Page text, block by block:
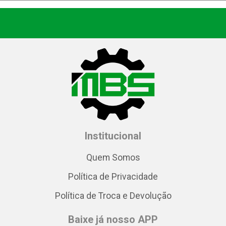
Institucional
Quem Somos
Política de Privacidade
Política de Troca e Devolução
Baixe já nosso APP